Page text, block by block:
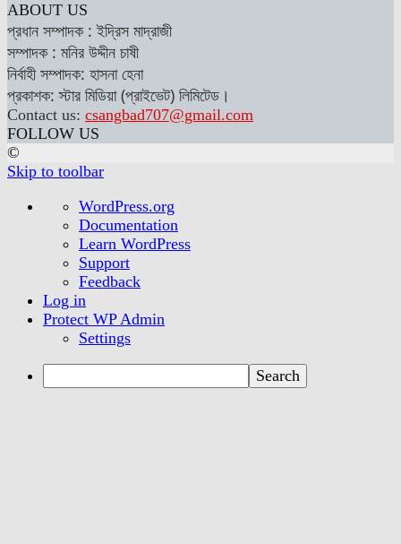
ABOUT US
প্রধান সম্পাদক : ইদ্রিস মাদ্রাজী
সম্পাদক : মনির উদ্দীন চাষী
নির্বাহী সম্পাদক: হাসনা হেনা
প্রকাশক: স্টার মিডিয়া (প্রাইভেট) লিমিটেড।
Contact us: csangbad707@gmail.com
FOLLOW US
©
Skip to toolbar
About
WordPress
WordPress.org
Documentation
Learn WordPress
Support
Feedback
Log in
Protect WP Admin
Settings
Search